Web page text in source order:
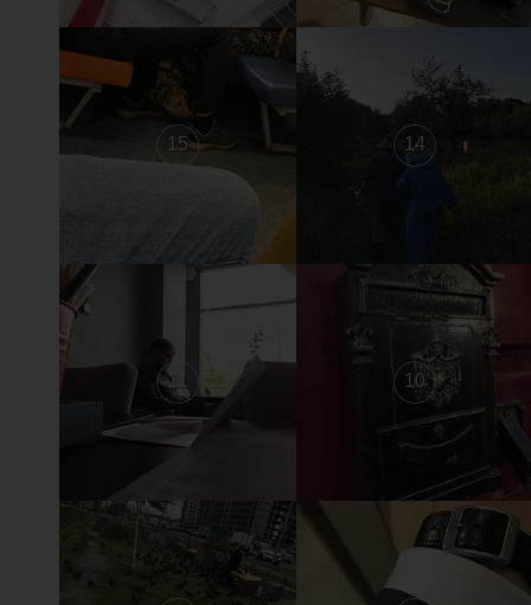
15 14
11 10